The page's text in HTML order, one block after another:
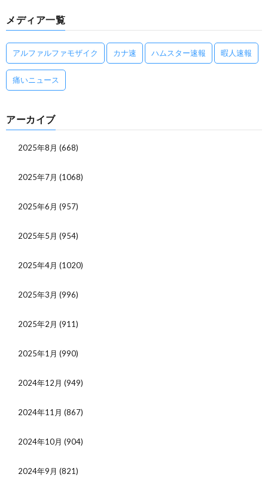
メディア一覧
アルファルファモザイク カナ速 ハムスター速報 暇人速報
痛いニュース
アーカイブ
2025年8月 (668)
2025年7月 (1068)
2025年6月 (957)
2025年5月 (954)
2025年4月 (1020)
2025年3月 (996)
2025年2月 (911)
2025年1月 (990)
2024年12月 (949)
2024年11月 (867)
2024年10月 (904)
2024年9月 (821)